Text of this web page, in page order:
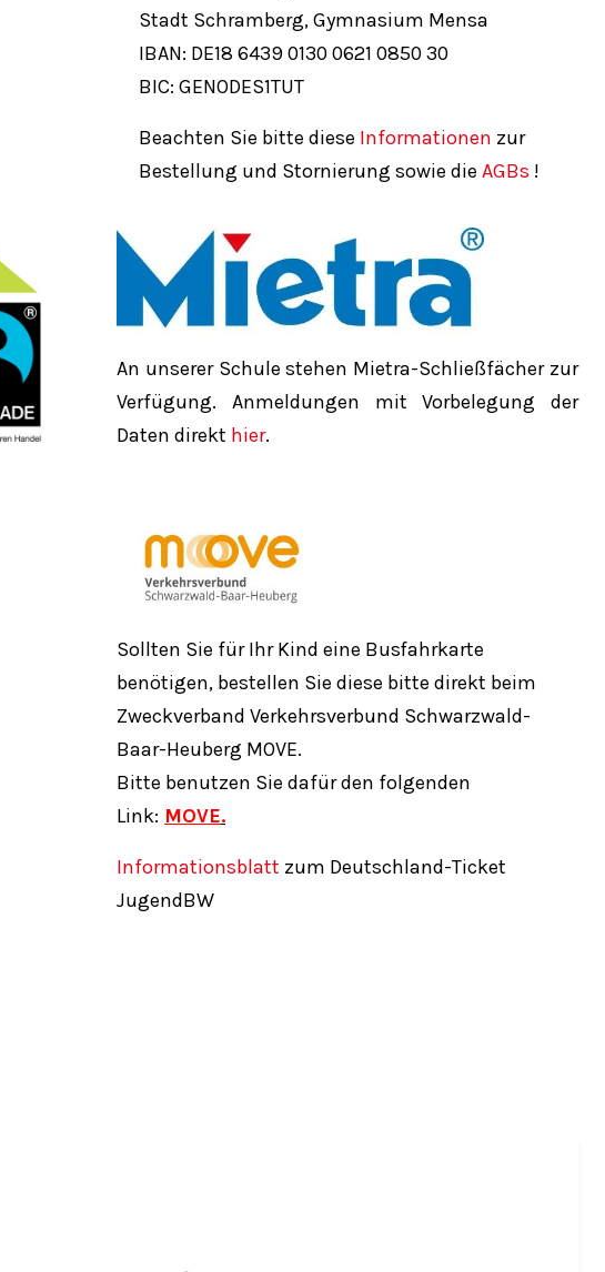
Stadt Schramberg, Gymnasium Mensa
IBAN: DE18 64390130 0621 0850 30
BIC: GENODES1TUT
Beachten Sie bitte diese Informationen zur
Bestellung und Stornierung sowie die AGBs !
An unserer Schule stehen Mietra-Schließfächer zur
Verfügung. Anmeldungen mit Vorbelegung der
Daten direkt hier.
Sollten Sie für Ihr Kind eine Busfahrkarte
benötigen, bestellen Sie diese bitte direkt beim
Zweckverband Verkehrsverbund Schwarzwald-
Baar-Heuberg MOVE.
Bitte benutzen Sie dafür den folgenden
Link: MOVE.
Informationsblatt zum Deutschland-Ticket
JugendBW